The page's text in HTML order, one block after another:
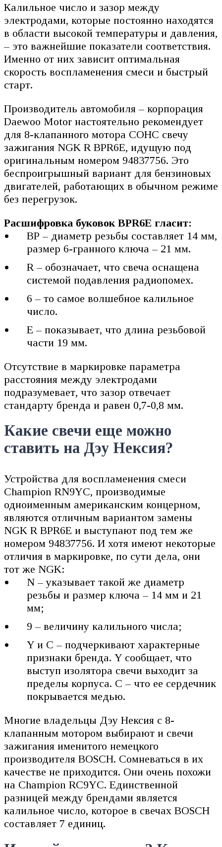
Калильное число и зазор между
электродами, которые постоянно находятся
в области высокой температуры и давления,
– это важнейшие показатели соответствия.
Именно от них зависит оптимальная
скорость воспламенения смеси и быстрый
старт.
Производитель автомобиля – корпорация
Daewoo Motor настоятельно рекомендует
для 8-клапанного мотора СОНС свечу
зажигания NGK R BPR6E, идущую под
оригинальным номером 94837756. Это
беспроигрышный вариант для бензиновых
двигателей, работающих в обычном режиме
без перегрузок.
Расшифровка буковок BPR6E гласит:
ВР – диаметр резьбы составляет 14 мм,
размер 6-гранного ключа – 21 мм.
R – обозначает, что свеча оснащена
системой подавления радиопомех.
6 – то самое волшебное калильное
число.
Е – показывает, что длина резьбовой
части 19 мм.
Отсутствие в маркировке параметра
расстояния между электродами
подразумевает, что зазор отвечает
стандарту бренда и равен 0,7-0,8 мм.
Какие свечи еще можно
ставить на Дэу Нексия?
Устройства для воспламенения смеси
Champion RN9YC, производимые
одноименным американским концерном,
являются отличным вариантом замены
NGK R BPR6E и выступают под тем же
номером 94837756. И хотя имеют некоторые
отличия в маркировке, по сути дела, они
тот же NGK:
N – указывает такой же диаметр
резьбы и размер ключа – 14 мм и 21
мм;
9 – величину калильного числа;
Y и C – подчеркивают характерные
признаки бренда. Y сообщает, что
выступ изолятора свечи выходит за
пределы корпуса. C – что ее сердечник
покрывается медью.
Многие владельцы Дэу Нексия с 8-
клапанным мотором выбирают и свечи
зажигания именитого немецкого
производителя BOSCH. Сомневаться в их
качестве не приходится. Они очень похожи
на Champion RC9YC. Единственной
разницей между брендами является
калильное число, которое в свечах BOSCH
составляет 7 единиц.